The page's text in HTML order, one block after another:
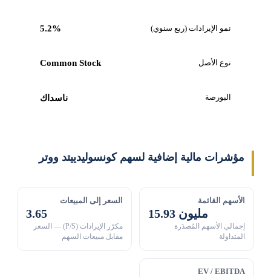
نمو الإيرادات (ربع سنوي) 5.2%
نوع الأصل Common Stock
البورصة ناسداك
مؤشرات مالية إضافية لسهم كونسوليدييتد ووتر
الأسهم القائمة
15.93 مليون
إجمالي الأسهم المُصدَرة
المتداولة
السعر إلى المبيعات
3.65
مكرّر الإيرادات (P/S) — السعر
مقابل مبيعات السهم
EV / EBITDA